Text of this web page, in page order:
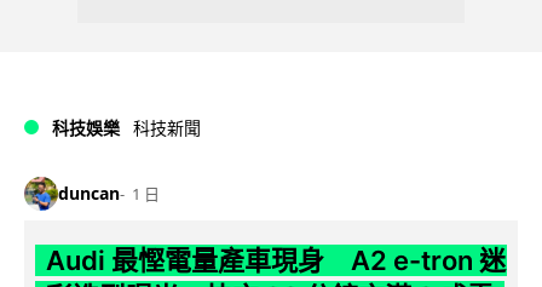
科技娛樂 科技新聞
duncan 1 日
Audi 最慳電量產車現身 A2 e-tron 迷